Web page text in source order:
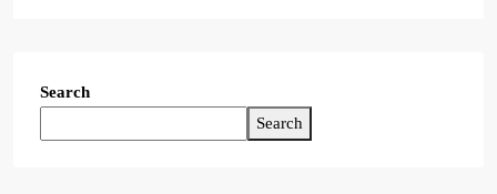
Search
Search